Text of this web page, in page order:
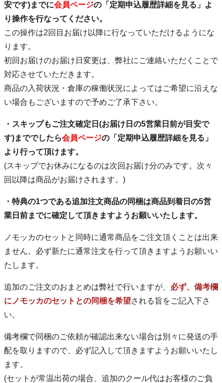
安です)までに会員ページの「定期申込履歴詳細を見る」よ
り操作を行なってください。
この操作は2回目お届け以降に行なっていただけるようにな
ります。
初回お届けのお届け日変更は、弊社にご連絡いただくことで
対応させていただきます。
商品の入荷状況・倉庫の稼働状況によってはご希望に沿えな
い場合もございますので予めご了承下さい。
・スキップもご注文確定日(お届け日の5営業日前が目安で
す)まででしたら会員ページの「定期申込履歴詳細を見る」
より行って頂けます。
(スキップでお休みになるのは次回お届け分のみです。次々
回以降は商品がお届けされます。)
・特典の1つである追加注文商品の同梱は商品到着日の5営
業日前までに確定して頂きますようお願いいたします。
ノモッカのセットと同時に通常商品をご注文頂くことは出来
ません。必ず新たに通常注文を行って頂きますようお願いい
たします。
追加のご注文のおまとめは弊社で行いますが、 必ず、備考欄
にノモッカのセットとの同梱を希望される旨をご記入下さ
い。
備考欄で同梱のご依頼が確認出来ない場合は別々に発送の手
配を取りますので、必ず記入して頂きますようお願いいたし
ます。
(セットが常温出荷の場合、追加のクール代はお客様のご負